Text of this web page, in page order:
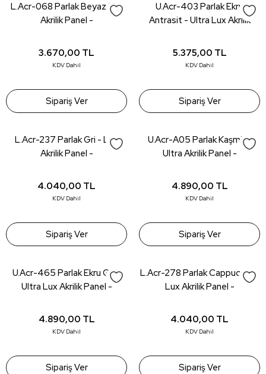
L.Acr-068 Parlak Beyaz Lux
Akrilik Panel -
3.670,00 TL
KDV Dahil
Sipariş Ver
U.Acr-403 Parlak Ekru
Antrasit - Ultra Lux Akrilik
5.375,00 TL
KDV Dahil
Sipariş Ver
L.Acr-237 Parlak Gri - Lux
Akrilik Panel -
4.040,00 TL
KDV Dahil
Sipariş Ver
U.Acr-A05 Parlak Kaşmir -
Ultra Akrilik Panel -
4.890,00 TL
KDV Dahil
Sipariş Ver
U.Acr-465 Parlak Ekru Gri -
Ultra Lux Akrilik Panel -
4.890,00 TL
KDV Dahil
Sipariş Ver
L.Acr-278 Parlak Cappucıno -
Lux Akrilik Panel -
4.040,00 TL
KDV Dahil
Sipariş Ver